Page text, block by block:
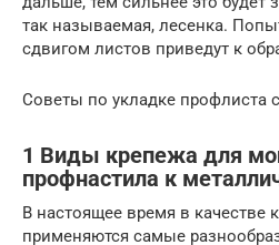
так называемая, лесенка.
сдвигом листов приведут к
Советы по укладке профлиста
1 Виды крепежа для
профнастила к
В настоящее время в качестве
применяются самые